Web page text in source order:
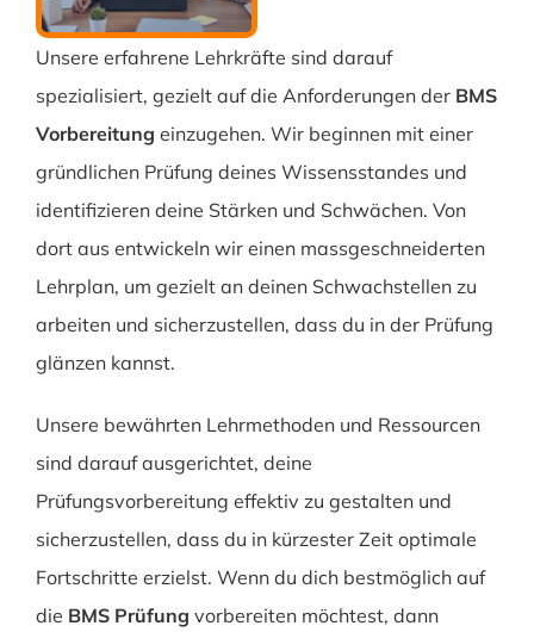
Unsere erfahrene Lehrkräfte sind darauf
spezialisiert, gezielt auf die Anforderungen der BMS
Vorbereitung einzugehen. Wir beginnen mit einer
gründlichen Prüfung deines Wissensstandes und
identifizieren deine Stärken und Schwächen. Von
dort aus entwickeln wir einen massgeschneiderten
Lehrplan, um gezielt an deinen Schwachstellen zu
arbeiten und sicherzustellen, dass du in der Prüfung
glänzen kannst.
Unsere bewährten Lehrmethoden und Ressourcen
sind darauf ausgerichtet, deine
Prüfungsvorbereitung effektiv zu gestalten und
sicherzustellen, dass du in kürzester Zeit optimale
Fortschritte erzielst. Wenn du dich bestmöglich auf
die BMS Prüfung vorbereiten möchtest, dann